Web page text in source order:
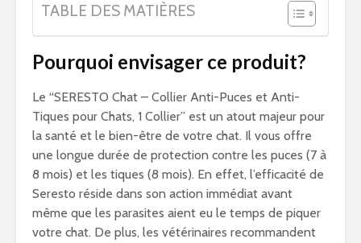
TABLE DES MATIÈRES
Pourquoi envisager ce produit?
Le “SERESTO Chat – Collier Anti-Puces et Anti-
Tiques pour Chats, 1 Collier” est un atout majeur pour
la santé et le bien-être de votre chat. Il vous offre
une longue durée de protection contre les puces (7 à
8 mois) et les tiques (8 mois). En effet, l’efficacité de
Seresto réside dans son action immédiat avant
même que les parasites aient eu le temps de piquer
votre chat. De plus, les vétérinaires recommandent